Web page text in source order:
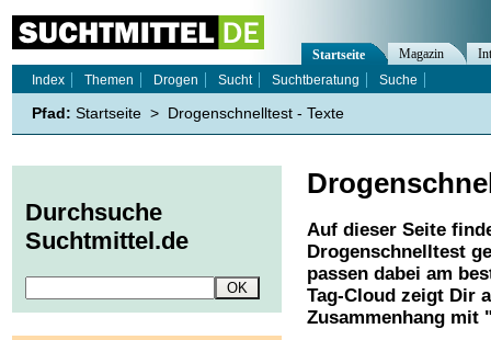
Auf dieser Seite
Drogenschnelltest
passen dabei am
Tag-Cloud zeigt Dir
Zusammenhang mit
Startseite Magazin
Index
Themen Drogen Sucht Suchtberatung Suche
Pfad: Startseite > Drogenschnelltest - Texte
Durchsuche
Suchtmittel.de